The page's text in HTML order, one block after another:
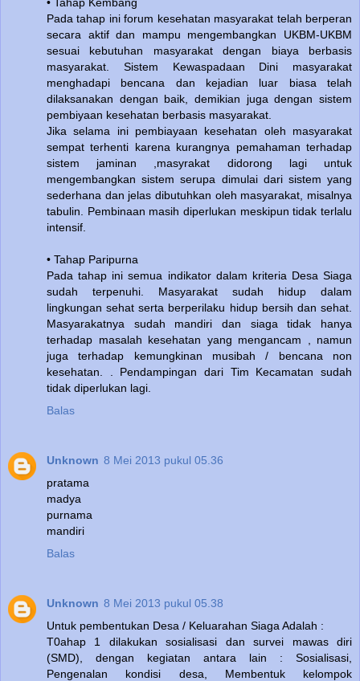
Pada tahap ini forum kesehatan masyarakat telah berperan
secara aktif dan mampu mengembangkan UKBM-UKBM
sesuai kebutuhan masyarakat dengan biaya berbasis
masyarakat. Sistem Kewaspadaan Dini masyarakat
menghadapi bencana dan kejadian luar biasa telah
dilaksanakan dengan baik, demikian juga dengan sistem
pembiyaan kesehatan berbasis masyarakat.
Jika selama ini pembiayaan kesehatan oleh masyarakat
sempat terhenti karena kurangnya pemahaman terhadap
sistem jaminan ,masyrakat didorong lagi untuk
mengembangkan sistem serupa dimulai dari sistem yang
sederhana dan jelas dibutuhkan oleh masyarakat, misalnya
tabulin. Pembinaan masih diperlukan meskipun tidak terlalu
intensif.
• Tahap Paripurna
Pada tahap ini semua indikator dalam kriteria Desa Siaga
sudah terpenuhi. Masyarakat sudah hidup dalam
lingkungan sehat serta berperilaku hidup bersih dan sehat.
Masyarakatnya sudah mandiri dan siaga tidak hanya
terhadap masalah kesehatan yang mengancam , namun
juga terhadap kemungkinan musibah / bencana non
kesehatan. . Pendampingan dari Tim Kecamatan sudah
tidak diperlukan lagi.
Balas
Unknown 8 Mei 2013 pukul 05.36
pratama
madya
purnama
mandiri
Balas
Unknown 8 Mei 2013 pukul 05.38
Untuk pembentukan Desa / Keluarahan Siaga Adalah :
T0ahap 1 dilakukan sosialisasi dan survei mawas diri
(SMD), dengan kegiatan antara lain : Sosialisasi,
Pengenalan kondisi desa, Membentuk kelompok